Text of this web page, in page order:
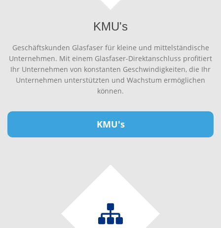
KMU's
Geschäftskunden Glasfaser für kleine und mittelständische
Unternehmen. Mit einem Glasfaser-Direktanschluss profitiert
Ihr Unternehmen von konstanten Geschwindigkeiten, die Ihr
Unternehmen unterstützten und Wachstum ermöglichen
können.
KMU's